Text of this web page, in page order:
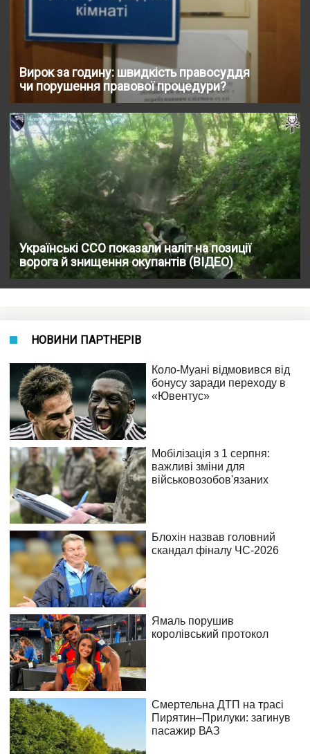
Вирок за годину: швидкість правосуддя
чи порушення правової процедури?
Українські ССО показали наліт на позиції
ворога й знищення окупантів (ВІДЕО)
НОВИНИ ПАРТНЕРІВ